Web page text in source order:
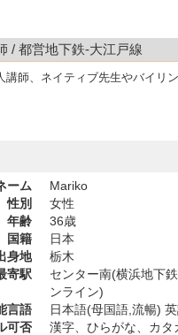
/ 都営地下鉄-大江戸線
師、ネイティブ先生やバイリ
ーム
Mariko
性別
女性
年齢
36歳
国籍
日本
身地
栃木
寄駅
センター南(横浜地下
ンライン)
言語
日本語(母国語,流暢)
可否
漢字、ひらがな、カタ